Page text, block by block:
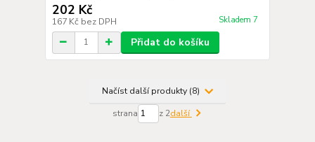
202 Kč
167 Kč bez DPH Skladem 7
Přidat do košíku
Načíst další produkty (8)
strana z 2další